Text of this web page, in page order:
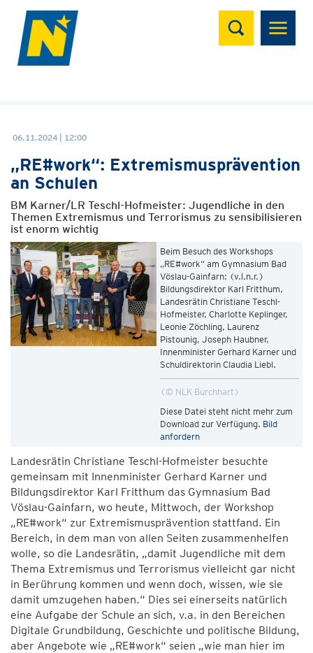
Suchen
06.11.2024 | 12:00
„RE#work“: Extremismusprävention
an Schulen
BM Karner/LR Teschl-Hofmeister: Jugendliche in den
Themen Extremismus und Terrorismus zu sensibilisieren
ist enorm wichtig
Beim Besuch des Workshops
„RE#work“ am Gymnasium Bad
Vöslau-Gainfarn: (v.l.n.r.)
Bildungsdirektor Karl Fritthum,
Landesrätin Christiane Teschl-
Hofmeister, Charlotte Keplinger,
Leonie Zöchling, Laurenz
Pistounig, Joseph Haubner,
Innenminister Gerhard Karner und
Schuldirektorin Claudia Liebl.
© NLK Burchhart
Diese Datei steht nicht mehr zum
Download zur Verfügung. Bild
anfordern
Landesrätin Christiane Teschl-Hofmeister besuchte
gemeinsam mit Innenminister Gerhard Karner und
Bildungsdirektor Karl Fritthum das Gymnasium Bad
Vöslau-Gainfarn, wo heute, Mittwoch, der Workshop
„RE#work“ zur Extremismusprävention stattfand. Ein
Bereich, in dem man von allen Seiten zusammenhelfen
wolle, so die Landesrätin, „damit Jugendliche mit dem
Thema Extremismus und Terrorismus vielleicht gar nicht
in Berührung kommen und wenn doch, wissen, wie sie
damit umzugehen haben.“ Dies sei einerseits natürlich
eine Aufgabe der Schule an sich, v.a. in den Bereichen
Digitale Grundbildung, Geschichte und politische Bildung,
aber Angebote wie „RE#work“ seien „wie man hier im